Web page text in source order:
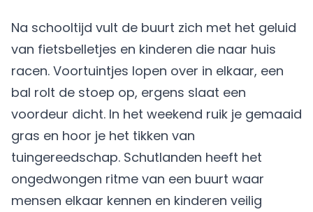
Na schooltijd vult de buurt zich met het geluid
van fietsbelletjes en kinderen die naar huis
racen. Voortuintjes lopen over in elkaar, een
bal rolt de stoep op, ergens slaat een
voordeur dicht. In het weekend ruik je gemaaid
gras en hoor je het tikken van
tuingereedschap. Schutlanden heeft het
ongedwongen ritme van een buurt waar
mensen elkaar kennen en kinderen veilig